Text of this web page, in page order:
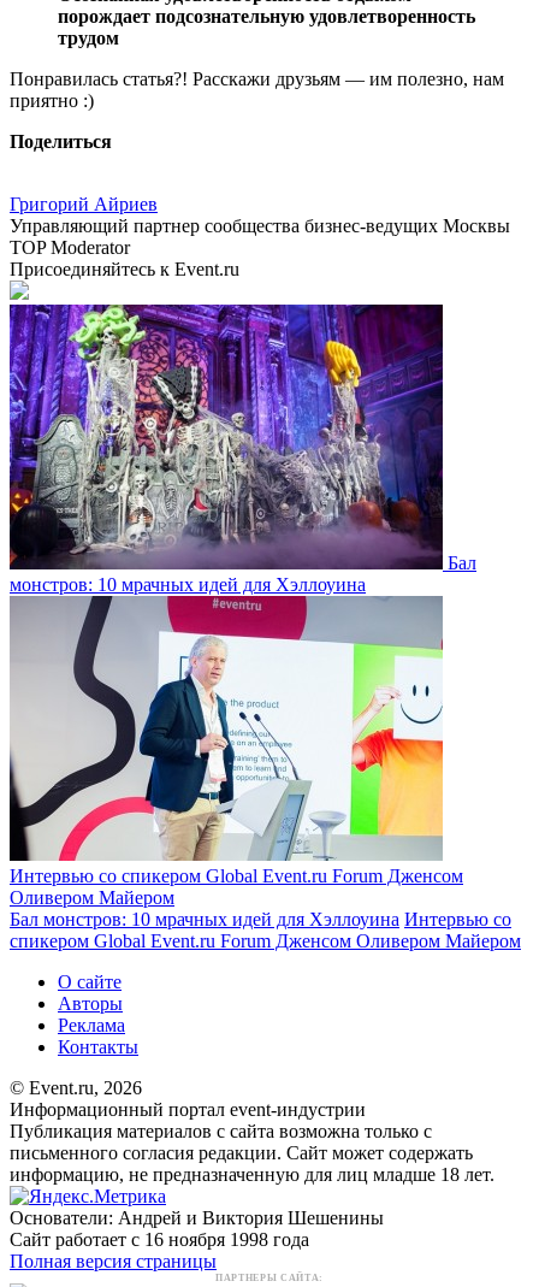
порождает подсознательную удовлетворенность
трудом
Понравилась статья?! Расскажи друзьям — им полезно, нам
приятно :)
Поделиться
Григорий Айриев
Управляющий партнер сообщества бизнес-ведущих Москвы
TOP Moderator
Присоединяйтесь к Event.ru
Бал
монстров: 10 мрачных идей для Хэллоуина
Интервью со спикером Global Event.ru Forum Дженсом
Оливером Майером
Бал монстров: 10 мрачных идей для Хэллоуина Интервью со
спикером Global Event.ru Forum Дженсом Оливером Майером
О сайте
Авторы
Реклама
Контакты
© Event.ru, 2026
Информационный портал event-индустрии
Публикация материалов с сайта возможна только с
письменного согласия редакции. Сайт может содержать
информацию, не предназначенную для лиц младше 18 лет.
Основатели: Андрей и Виктория Шешенины
Сайт работает с 16 ноября 1998 года
Полная версия страницы
ПАРТНЕРЫ САЙТА: